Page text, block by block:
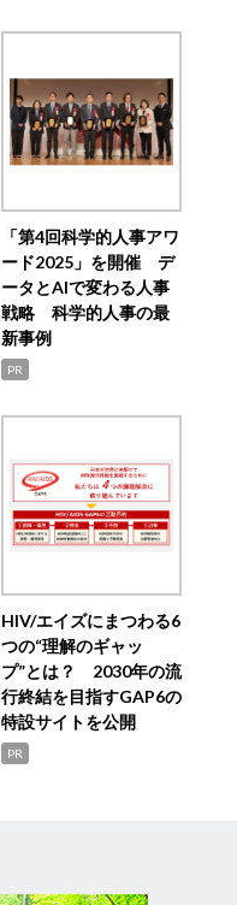
「第4回科学的人事アワ
ード2025」を開催 デ
ータとAIで変わる人事
戦略 科学的人事の最
新事例
PR
HIV/エイズにまつわる6
つの“理解のギャッ
プ”とは？ 2030年の流
行終結を目指すGAP6の
特設サイトを公開
PR